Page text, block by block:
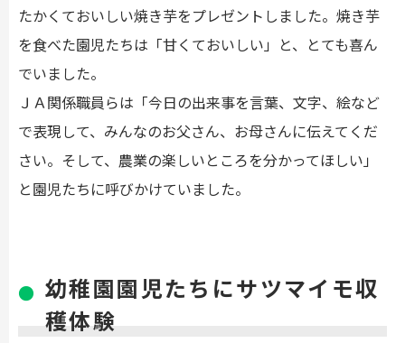
たかくておいしい焼き芋をプレゼントしました。焼き芋
を食べた園児たちは「甘くておいしい」と、とても喜ん
でいました。
ＪＡ関係職員らは「今日の出来事を言葉、文字、絵など
で表現して、みんなのお父さん、お母さんに伝えてくだ
さい。そして、農業の楽しいところを分かってほしい」
と園児たちに呼びかけていました。
幼稚園園児たちにサツマイモ収
穫体験